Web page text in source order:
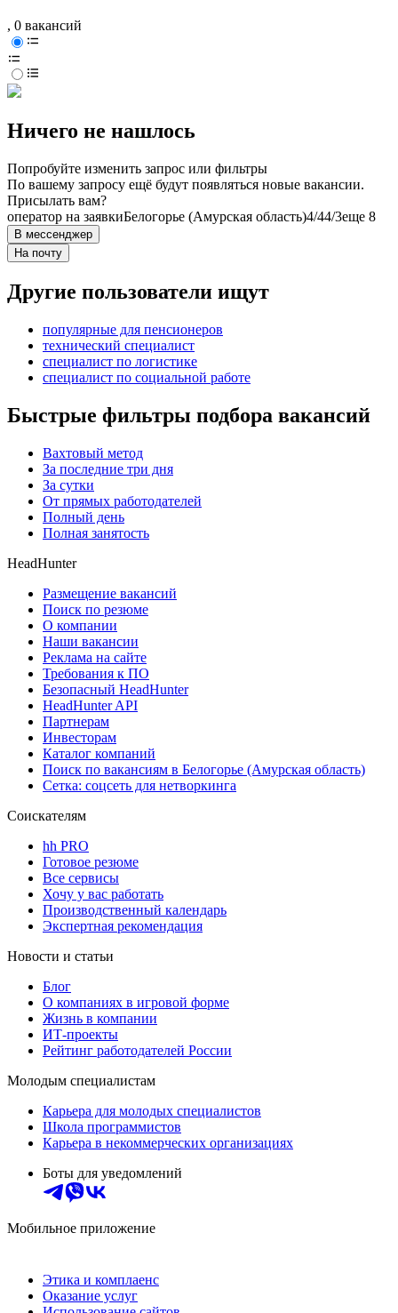
, 0 вакансий
Ничего не нашлось
Попробуйте изменить запрос или фильтры
По вашему запросу ещё будут появляться новые вакансии.
Присылать вам?
оператор на заявкиБелогорье (Амурская область)4/44/3еще 8
В мессенджер
На почту
Другие пользователи ищут
популярные для пенсионеров
технический специалист
специалист по логистике
специалист по социальной работе
Быстрые фильтры подбора вакансий
Вахтовый метод
За последние три дня
За сутки
От прямых работодателей
Полный день
Полная занятость
HeadHunter
Размещение вакансий
Поиск по резюме
О компании
Наши вакансии
Реклама на сайте
Требования к ПО
Безопасный HeadHunter
HeadHunter API
Партнерам
Инвесторам
Каталог компаний
Поиск по вакансиям в Белогорье (Амурская область)
Сетка: соцсеть для нетворкинга
Соискателям
hh PRO
Готовое резюме
Все сервисы
Хочу у вас работать
Производственный календарь
Экспертная рекомендация
Новости и статьи
Блог
О компаниях в игровой форме
Жизнь в компании
ИТ-проекты
Рейтинг работодателей России
Молодым специалистам
Карьера для молодых специалистов
Школа программистов
Карьера в некоммерческих организациях
Боты для уведомлений
Мобильное приложение
Этика и комплаенс
Оказание услуг